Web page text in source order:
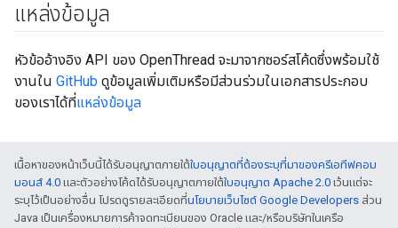
แหล่งข้อมูล
หัวข้ออ้างอิง API ของ OpenThread จะมาจากซอร์สโค้ดซึ่งพร้อมใช้
งานใน GitHub ดูข้อมูลเพิ่มเติมหรือมีส่วนร่วมในเอกสารประกอบ
ของเราได้ที่แหล่งข้อมูล
เนื้อหาของหน้าเว็บนี้ได้รับอนุญาตภายใต้ใบอนุญาตที่ต้องระบุที่มาของครีเอทีฟคอม
มอนส์ 4.0 และตัวอย่างโค้ดได้รับอนุญาตภายใต้ใบอนุญาต Apache 2.0 เว้นแต่จะ
ระบุไว้เป็นอย่างอื่น โปรดดูรายละเอียดที่นโยบายเว็บไซต์ Google Developers ส่วน
Java เป็นเครื่องหมายการค้าจดทะเบียนของ Oracle และ/หรือบริษัทในเครือ